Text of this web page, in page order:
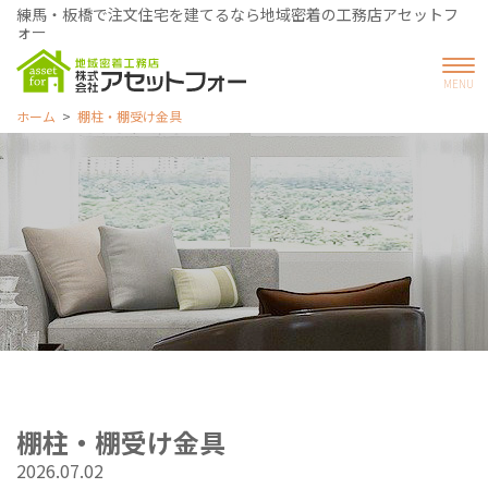
練馬・板橋で注文住宅を建てるなら地域密着の工務店アセットフ
ォー
ホーム 棚柱・棚受け金具
棚柱・棚受け金具
2026.07.02